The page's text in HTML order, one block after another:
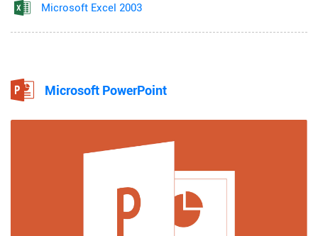
Microsoft Excel 2003
Microsoft PowerPoint